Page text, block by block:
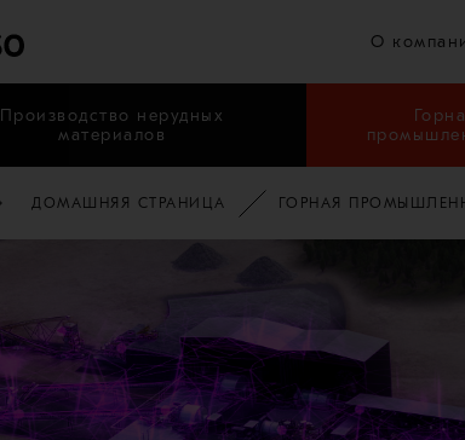
О
Производство нерудных
материалов
ДОМАШНЯЯ СТРАНИЦА ГОРНАЯ